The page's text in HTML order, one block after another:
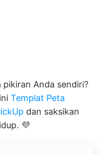
Anda sendiri?
Templat Peta
dan saksikan
💜